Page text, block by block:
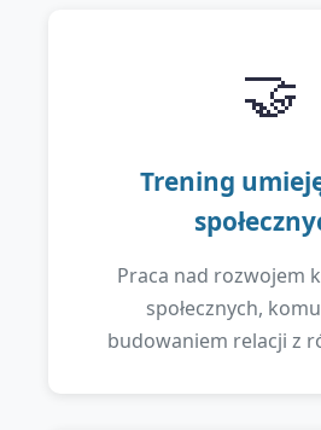
🤝
Trening
Praca nad rozwojem
społecznych,
budowaniem relacji z